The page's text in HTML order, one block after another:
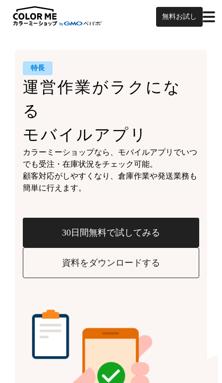
無料お試し
特長
運営作業がラクにな
る
モバイルアプリ
カラーミーショップなら、 モバイルアプリでいつ
でも受注・在庫状況をチェック可能。
顧客対応がしやすくなり、倉庫作業や発送業務も
簡単に行えます。
30日間無料で試してみる
資料をダウンロードする